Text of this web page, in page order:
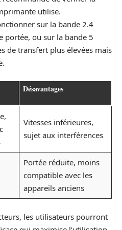
utilise.
sur la bande 2.4
portée, ou sur la bande 5
de transfert plus élevées mais
Désavantages
Vitesses inférieures,
sujet aux interférences
Portée réduite, moins
compatible avec les
appareils anciens
les utilisateurs pourront